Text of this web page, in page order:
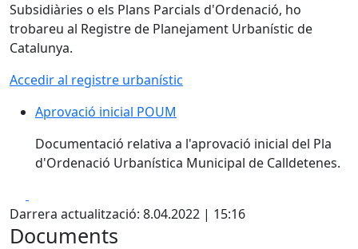
Subsidiàries o els Plans Parcials d'Ordenació, ho
trobareu al Registre de Planejament Urbanístic de
Catalunya.
Accedir al registre urbanístic
Aprovació inicial POUM
Aprovació inicial POUM
Documentació relativa a l'aprovació inicial del Pla
d'Ordenació Urbanística Municipal de Calldetenes.
Darrera actualització: 8.04.2022 | 15:16
Documents